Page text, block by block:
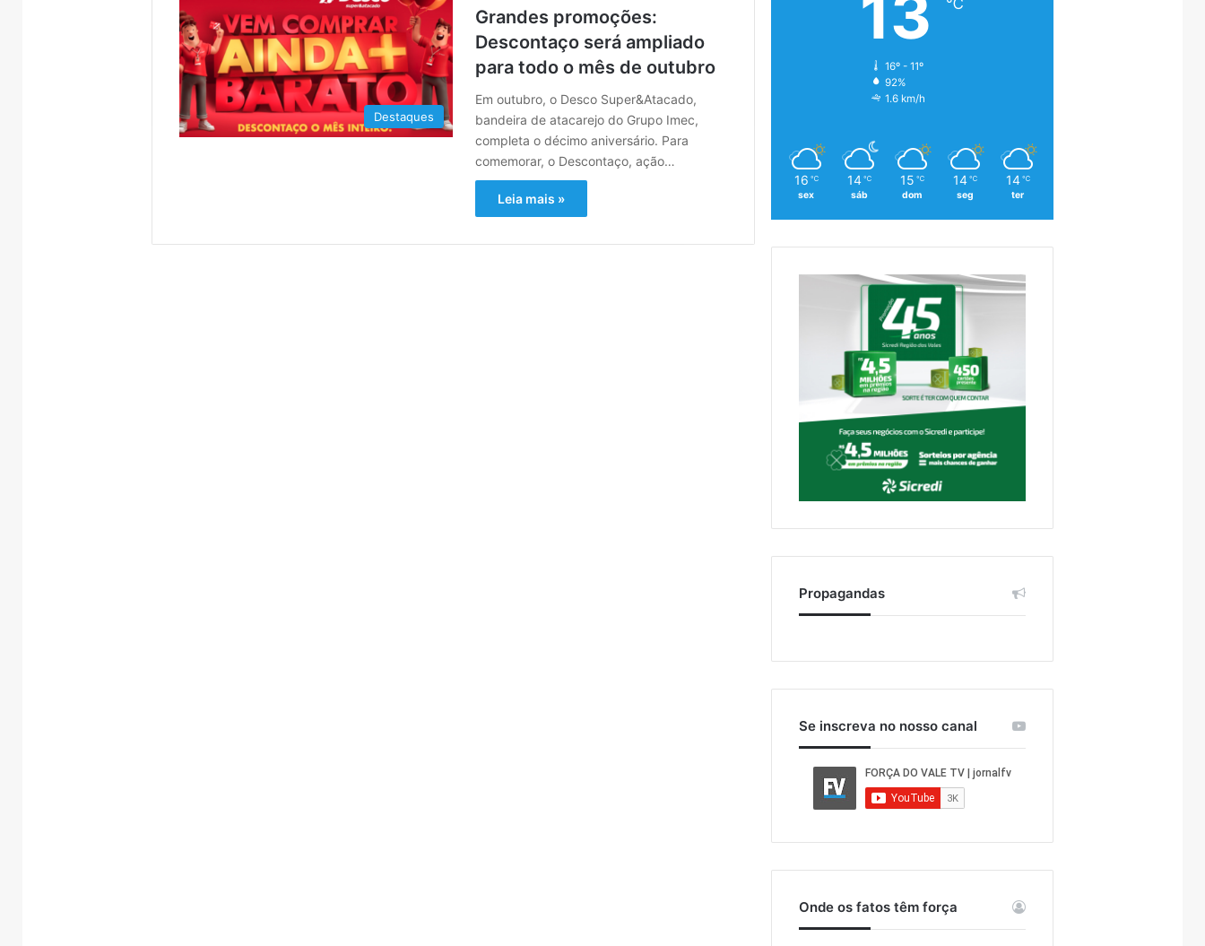
Destaques
Grandes promoções:
Descontaço será ampliado
para todo o mês de outubro
Em outubro, o Desco Super&Atacado,
bandeira de atacarejo do Grupo Imec,
completa o décimo aniversário. Para
comemorar, o Descontaço, ação…
Leia mais »
13 ℃
16º - 11º
92%
1.6 km/h
16 ℃
sex
14 ℃
sáb
15 ℃
dom
14 ℃
seg
14 ℃
ter
Propagandas
Se inscreva no nosso canal
Onde os fatos têm força